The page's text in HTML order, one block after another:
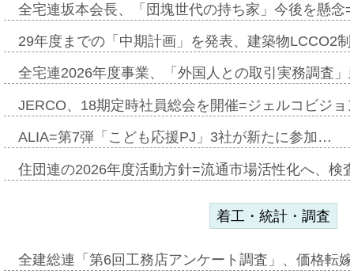
全宅連坂本会長、「団塊世代の持ち家」今後を懸
29年度までの「中期計画」を発表、建築物LCCO2
全宅連2026年度事業、「外国人との取引実務調査
JERCO、18期定時社員総会を開催=ジェルコビジ
ALIA=第7弾「こども応援PJ」3社が新たに参加…
住団連の2026年度活動方針=流通市場活性化へ、検
着工・統計・調査
全建総連「第6回工務店アンケート調査」、価格転